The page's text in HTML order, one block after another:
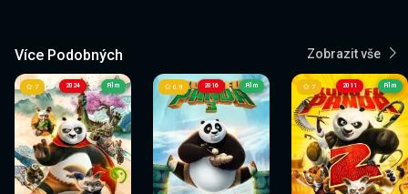
Více Podobných Zobrazit vše
2024
7 Film 2016
6.9 Film 2011
7 Film